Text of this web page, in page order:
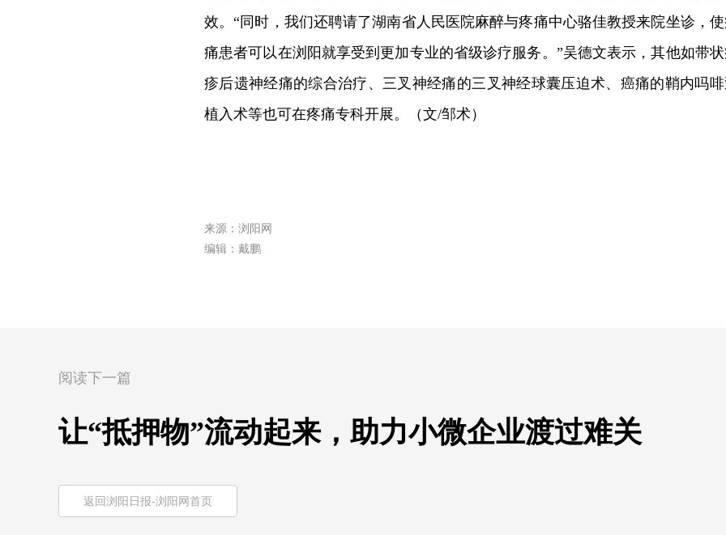
效。“同时，我们还聘请了湖南省人民医院麻醉与疼痛中心骆佳教授来院坐诊，
痛患者可以在浏阳就享受到更加专业的省级诊疗服务。”吴德文表示，其他如带
疹后遗神经痛的综合治疗、三叉神经痛的三叉神经球囊压迫术、癌痛的鞘内吗
植入术等也可在疼痛专科开展。
（文/邹术）
来源：浏阳网
编辑：戴鹏
阅读下一篇
让“抵押物”流动起来，助力小微企业渡过难关
返回浏阳日报-浏阳网首页